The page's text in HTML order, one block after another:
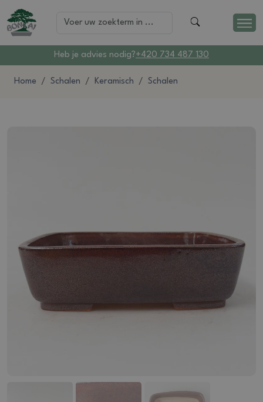
Heb je advies nodig?+420 734 487 130
Home Schalen Keramisch Schalen